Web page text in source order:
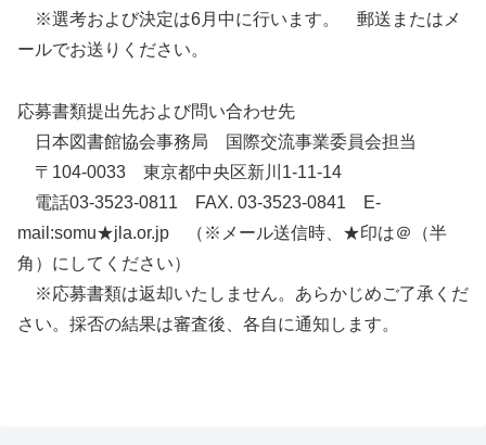
※選考および決定は6月中に行います。 郵送またはメ
ールでお送りください。
応募書類提出先および問い合わせ先
日本図書館協会事務局 国際交流事業委員会担当
〒104-0033 東京都中央区新川1-11-14
電話03-3523-0811 FAX. 03-3523-0841 E-
mail:somu★jla.or.jp （※メール送信時、★印は＠（半
角）にしてください）
※応募書類は返却いたしません。あらかじめご了承くだ
さい。採否の結果は審査後、各自に通知します。